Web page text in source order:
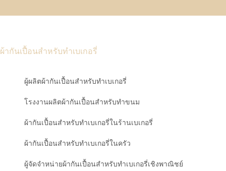
ผ้ากันเปื้อนสำหรับทำเบเกอรี่
ผู้ผลิตผ้ากันเปื้อนสำหรับทำเบเกอรี่
โรงงานผลิตผ้ากันเปื้อนสำหรับทำขนม
ผ้ากันเปื้อนสำหรับทำเบเกอรี่ในร้านเบเกอรี่
ผ้ากันเปื้อนสำหรับทำเบเกอรี่ในครัว
ผู้จัดจำหน่ายผ้ากันเปื้อนสำหรับทำเบเกอรี่เชิงพาณิชย์